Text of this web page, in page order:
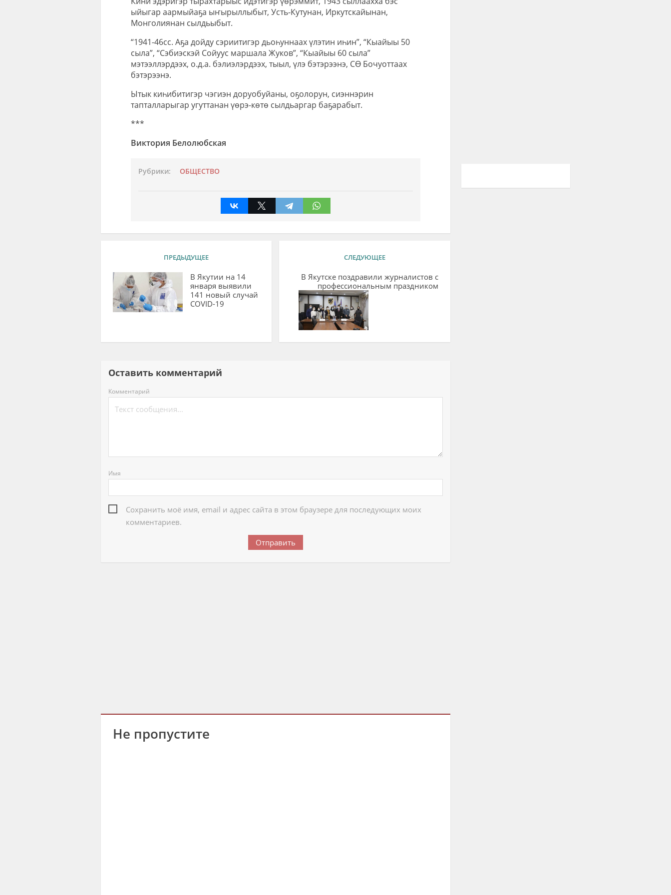
ыйыгар аармыйаҕа ыҥырыллыбыт, Усть-Кутунан, Иркутскайынан,
Монголиянан сылдьыбыт.
“1941-46сс. Аҕа дойду сэриитигэр дьоһуннаах үлэтин иһин”, “Кыайыы 50
сыла”, “Сэбиэскэй Сойуус маршала Жуков”, “Кыайыы 60 сыла”
мэтээллэрдээх, о.д.а. бэлиэлэрдээх, тыыл, үлэ бэтэрээнэ, СӨ Бочуоттаах
бэтэрээнэ.
Ытык киһибитигэр чэгиэн доруобуйаны, оҕолорун, сиэннэрин
тапталларыгар угуттанан үөрэ-көтө сылдьаргар баҕарабыт.
***
Виктория Белолюбская
Рубрики: ОБЩЕСТВО
ПРЕДЫДУЩЕЕ
В Якутии на 14
января выявили
141 новый случай
COVID-19
СЛЕДУЮЩЕЕ
В Якутске поздравили журналистов с
профессиональным праздником
Оставить комментарий
Комментарий
Имя
Сохранить моё имя, email и адрес сайта в этом браузере для последующих моих
комментариев.
Не пропустите